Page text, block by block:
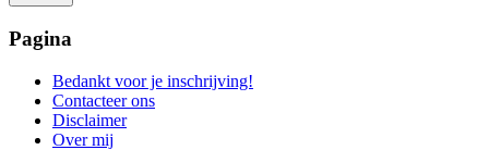
zoeken
Pagina
Bedankt voor je inschrijving!
Contacteer ons
Disclaimer
Over mij